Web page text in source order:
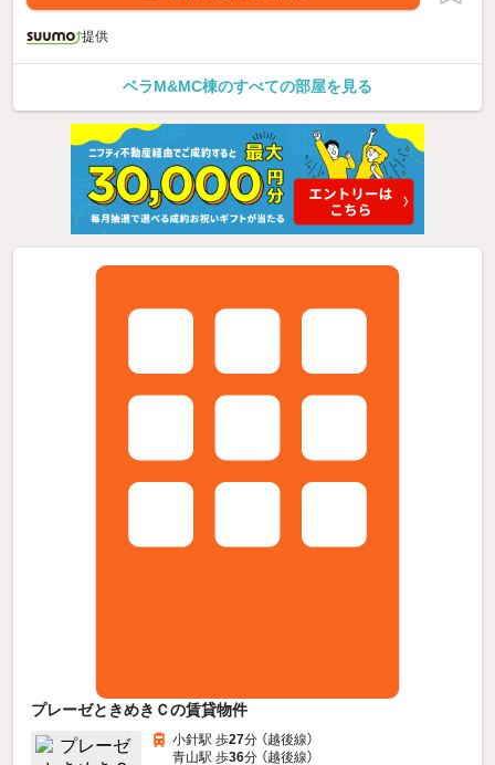
提供
ベラM&MC棟のすべての部屋を見る
プレーゼときめきＣの賃貸物件
小針駅 歩27分 （越後線）
青山駅 歩36分 （越後線）